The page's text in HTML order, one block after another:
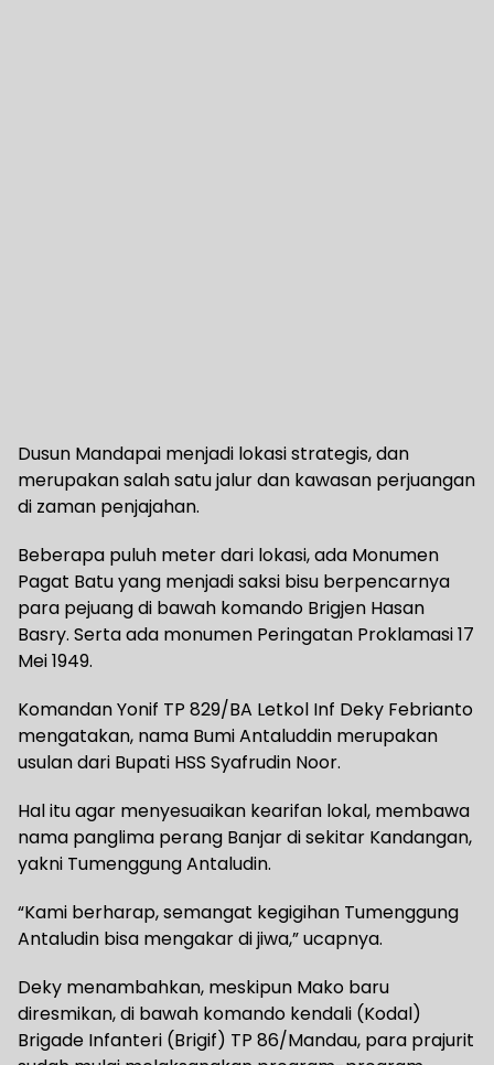
Dusun Mandapai menjadi lokasi strategis, dan
merupakan salah satu jalur dan kawasan perjuangan
di zaman penjajahan.
Beberapa puluh meter dari lokasi, ada Monumen
Pagat Batu yang menjadi saksi bisu berpencarnya
para pejuang di bawah komando Brigjen Hasan
Basry. Serta ada monumen Peringatan Proklamasi 17
Mei 1949.
Komandan Yonif TP 829/BA Letkol Inf Deky Febrianto
mengatakan, nama Bumi Antaluddin merupakan
usulan dari Bupati HSS Syafrudin Noor.
Hal itu agar menyesuaikan kearifan lokal, membawa
nama panglima perang Banjar di sekitar Kandangan,
yakni Tumenggung Antaludin.
“Kami berharap, semangat kegigihan Tumenggung
Antaludin bisa mengakar di jiwa,” ucapnya.
Deky menambahkan, meskipun Mako baru
diresmikan, di bawah komando kendali (Kodal)
Brigade Infanteri (Brigif) TP 86/Mandau, para prajurit